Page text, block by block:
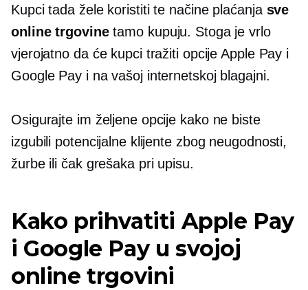
Kupci tada žele koristiti te načine plaćanja sve
online trgovinetamo kupuju. Stoga je vrlo
vjerojatno da će kupci tražiti opcije Apple Pay i
Google Pay i na vašoj internetskoj blagajni.
Osigurajte im željene opcije kako ne biste
izgubili potencijalne klijente zbog neugodnosti,
žurbe ili čak grešaka pri upisu.
Kako prihvatiti Apple Pay
i Google Pay u svojoj
online trgovini